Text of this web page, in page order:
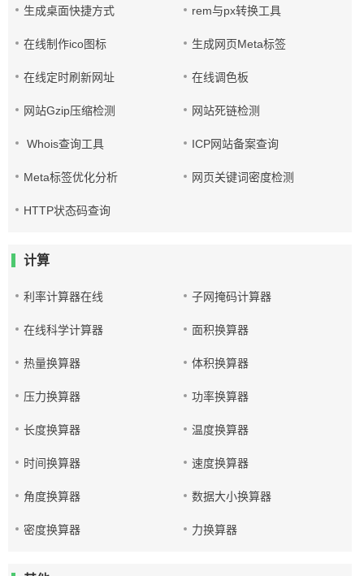
生成桌面快捷方式 rem与px转换工具
在线制作ico图标 生成网页Meta标签
在线定时刷新网址 在线调色板
网站Gzip压缩检测 网站死链检测
Whois查询工具 ICP网站备案查询
Meta标签优化分析 网页关键词密度检测
HTTP状态码查询
计算
利率计算器在线 子网掩码计算器
在线科学计算器 面积换算器
热量换算器 体积换算器
压力换算器 功率换算器
长度换算器 温度换算器
时间换算器 速度换算器
角度换算器 数据大小换算器
密度换算器 力换算器